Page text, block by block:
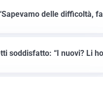
delle difficoltà,
soddisfatto: “I nuovi? Li